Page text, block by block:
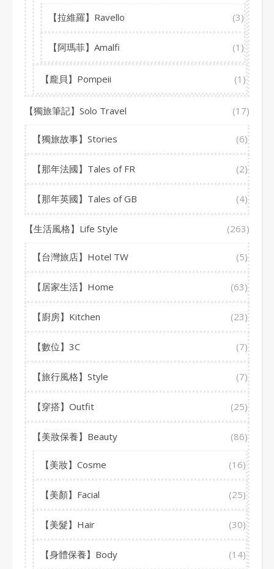
【拉維羅】Ravello (3)
【阿瑪菲】Amalfi (1)
【龐貝】Pompeii (1)
【獨旅筆記】Solo Travel (17)
【獨旅故事】Stories (6)
【那年法國】Tales of FR (2)
【那年英國】Tales of GB (4)
【生活風格】Life Style (263)
【台灣旅店】Hotel TW (5)
【居家生活】Home (63)
【廚房】Kitchen (23)
【數位】3C (7)
【旅行風格】Style (7)
【穿搭】Outfit (25)
【美妝保養】Beauty (86)
【美妝】Cosme (16)
【美顏】Facial (25)
【美髮】Hair (30)
【身體保養】Body (14)